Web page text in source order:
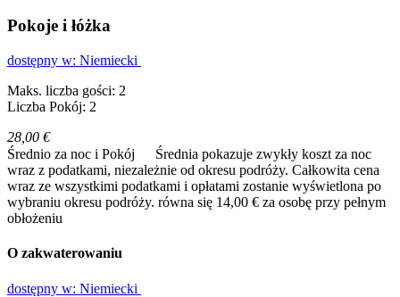
Pokoje i łóżka
dostępny w: Niemiecki
Maks. liczba gości: 2
Liczba Pokój: 2
28,00 €
Średnio za noc i Pokój
Średnia pokazuje zwykły koszt za noc
wraz z podatkami, niezależnie od okresu podróży. Całkowita cena
wraz ze wszystkimi podatkami i opłatami zostanie wyświetlona po
wybraniu okresu podróży. równa się 14,00 € za osobę przy pełnym
obłożeniu
O zakwaterowaniu
dostępny w: Niemiecki